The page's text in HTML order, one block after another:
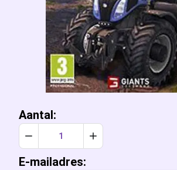
Aantal:
Verlaag aantal met 1Verhoog aantal met 1
E-mailadres: